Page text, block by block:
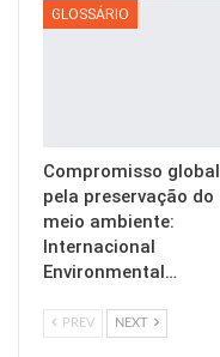
GLOSSÁRIO
Compromisso global
pela preservação do
meio ambiente:
Internacional
Environmental…
PREV NEXT